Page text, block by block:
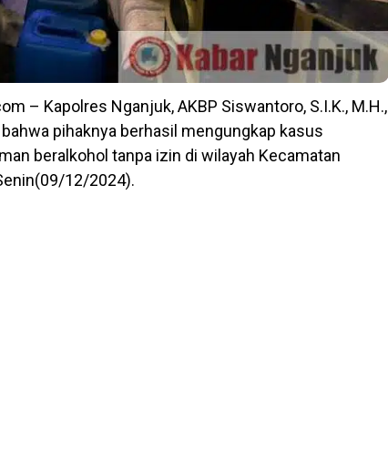
– Kapolres Nganjuk, AKBP Siswantoro, S.I.K., M.H.,
pihaknya berhasil mengungkap kasus
beralkohol tanpa izin di wilayah Kecamatan
12/2024).